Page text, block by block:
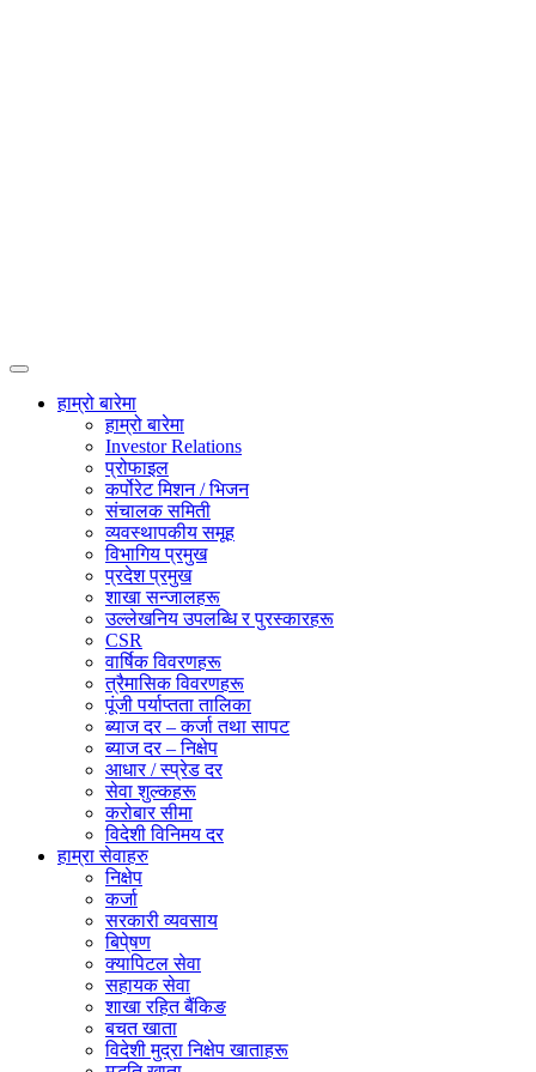
हाम्रो बारेमा
हाम्रो बारेमा
Investor Relations
प्रोफाइल
कर्पोरेट मिशन / भिजन
संचालक समिती
व्यवस्थापकीय समूह
विभागिय प्रमुख
प्रदेश प्रमुख
शाखा सन्जालहरू
उल्लेखनिय उपलब्धि र पुरस्कारहरू
CSR
वार्षिक विवरणहरू
त्रैमासिक विवरणहरू
पूंजी पर्याप्तता तालिका
ब्याज दर – कर्जा तथा सापट
ब्याज दर – निक्षेप
आधार / स्प्रेड दर
सेवा शुल्कहरू
करोबार सीमा
विदेशी विनिमय दर
हाम्रा सेवाहरु
निक्षेप
कर्जा
सरकारी व्यवसाय
बिपे्षण
क्यापिटल सेवा
सहायक सेवा
शाखा रहित बैंकिङ
बचत खाता
विदेशी मुद्रा निक्षेप खाताहरू